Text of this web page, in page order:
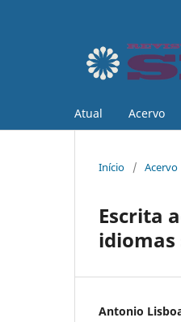
Atual Acervo
Início / Acervo
Escrita
idiomas
Antonio